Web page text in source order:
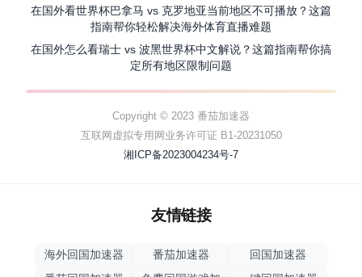
在国外看世界杯巴拿马 vs 克罗地亚当前地区不可播放？这篇
指南帮你轻松解决海外体育直播难题
在国外怎么看瑞士 vs 波黑世界杯中文解说？这篇指南帮你搞
定所有地区限制问题
Copyright © 2023 番茄加速器
互联网虚拟专用网业务许可证 B1-20231050
湘ICP备2023004234号-7
友情链接
海外回国加速器 番茄加速器
回国加速器